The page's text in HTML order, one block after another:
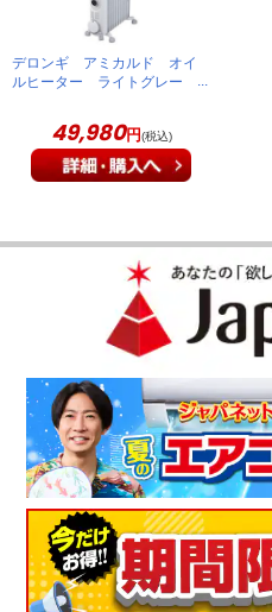
感できた。使用続けても、乾燥
コンパクトで使
買い替えを考えていたところ、
れまでのオイルヒーターよりコ
ジワーと自然に
寝室の温度をより自然に維持で
アコンのような風の流れがない
とても体に優し
デロンギ アミカルド オイ
ルヒーター ライトグレー
49,980円(税込)